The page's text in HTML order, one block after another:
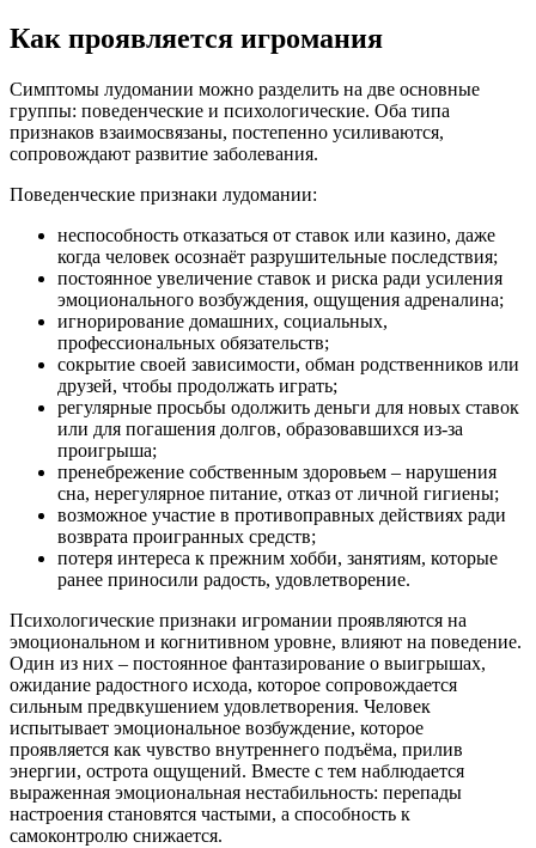
Как проявляется игромания
Симптомы лудомании можно разделить на две основные
группы: поведенческие и психологические. Оба типа
признаков взаимосвязаны, постепенно усиливаются,
сопровождают развитие заболевания.
Поведенческие признаки лудомании:
неспособность отказаться от ставок или казино, даже
когда человек осознаёт разрушительные последствия;
постоянное увеличение ставок и риска ради усиления
эмоционального возбуждения, ощущения адреналина;
игнорирование домашних, социальных,
профессиональных обязательств;
сокрытие своей зависимости, обман родственников или
друзей, чтобы продолжать играть;
регулярные просьбы одолжить деньги для новых ставок
или для погашения долгов, образовавшихся из-за
проигрыша;
пренебрежение собственным здоровьем – нарушения
сна, нерегулярное питание, отказ от личной гигиены;
возможное участие в противоправных действиях ради
возврата проигранных средств;
потеря интереса к прежним хобби, занятиям, которые
ранее приносили радость, удовлетворение.
Психологические признаки игромании проявляются на
эмоциональном и когнитивном уровне, влияют на поведение.
Один из них – постоянное фантазирование о выигрышах,
ожидание радостного исхода, которое сопровождается
сильным предвкушением удовлетворения. Человек
испытывает эмоциональное возбуждение, которое
проявляется как чувство внутреннего подъёма, прилив
энергии, острота ощущений. Вместе с тем наблюдается
выраженная эмоциональная нестабильность: перепады
настроения становятся частыми, а способность к
самоконтролю снижается.